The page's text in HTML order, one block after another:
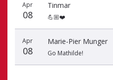
Apr
08
Tinmar
💪🏼❤️
Apr
08
Marie-Pier Munger
Go Mathilde!